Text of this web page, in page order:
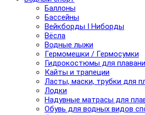
Баллоны
Бассейны
Вейкборды I Ниборды
Вёсла
Водные лыжи
Гермомешки / Гермосумки
Гидрокостюмы для
Кайты и трапеции
Ласты, маски, трубки для
Лодки
Надувные матрасы для
Обувь для водных видов